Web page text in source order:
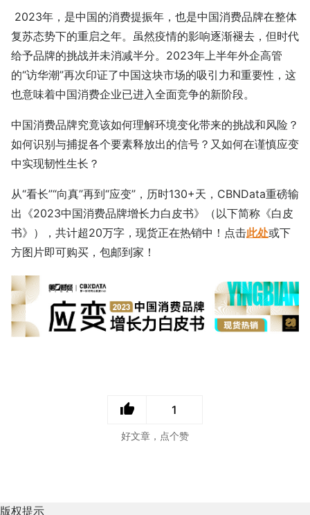
2023年，是中国的消费提振年，也是中国消费品牌在整体
复苏态势下的重启之年。虽然疫情的影响逐渐褪去，但时代
给予品牌的挑战并未消减半分。2023年上半年外企高管
的“访华潮”再次印证了中国这块市场的吸引力和重要性，这
也意味着中国消费企业已进入全面竞争的新阶段。
中国消费品牌究竟该如何理解环境变化带来的挑战和风险？
如何识别与捕捉各个要素释放出的信号？又如何在谨慎应变
中实现韧性生长？
从“看长”“向真”再到“应变”，历时130+天，CBNData重磅输
出《2023中国消费品牌增长力白皮书》（以下简称《白皮
书》），共计超20万字，现货正在热销中！点击此处或下
方图片即可购买，包邮到家！
1
好文章，点个赞
版权提示